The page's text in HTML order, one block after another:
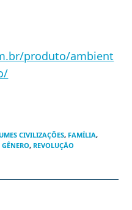
produto/ambient
CIVILIZAÇÕES, FAMÍLIA,
, REVOLUÇÃO